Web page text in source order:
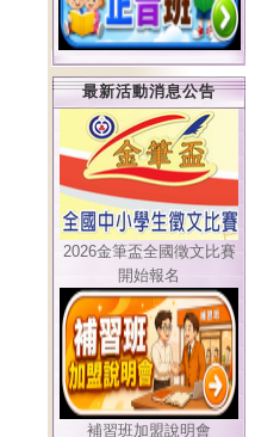
最新活動消息公告
2026金筆盃全國徵文比賽
開始報名
補習班加盟說明會